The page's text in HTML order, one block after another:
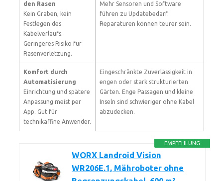
den Rasen
Kein Graben, kein
Festlegen des
Kabelverlaufs.
Geringeres Risiko für
Rasenverletzung.
Mehr Sensoren und Software
führen zu Updatebedarf.
Reparaturen können teurer sein.
Komfort durch
Automatisierung
Einrichtung und spätere
Anpassung meist per
App. Gut für
technikaffine Anwender.
Eingeschränkte Zuverlässigkeit in
engen oder stark strukturierten
Gärten. Enge Passagen und kleine
Inseln sind schwieriger ohne Kabel
abzudecken.
EMPFEHLUNG
WORX Landroid Vision
WR206E.1, Mähroboter ohne